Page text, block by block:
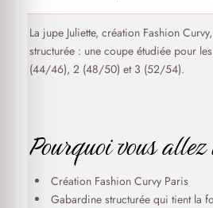
La jupe Juliette, création Fashion
structurée : une coupe étudiée pour
(44/46), 2 (48/50) et 3 (52/54).
Pourquoi vous
Création Fashion Curvy Paris
Gabardine structurée qui tient la